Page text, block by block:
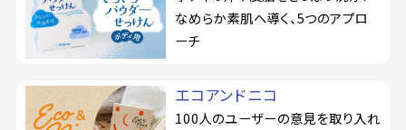
なめらか素肌へ導く、5つのアプロ
ーチ
エコアンドニコ
100人のユーザーの意見を取り入れ